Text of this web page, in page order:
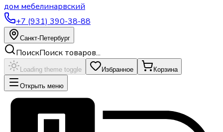
дом мебелинарвский
+7 (931) 390-38-88
Санкт-Петербург
ПоискПоиск товаров...
Loading theme toggle Избранное Корзина
Открыть меню